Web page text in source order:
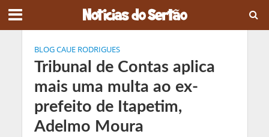
BLOG CAUE RODRIGUES
Tribunal de Contas aplica
mais uma multa ao ex-
prefeito de Itapetim,
Adelmo Moura